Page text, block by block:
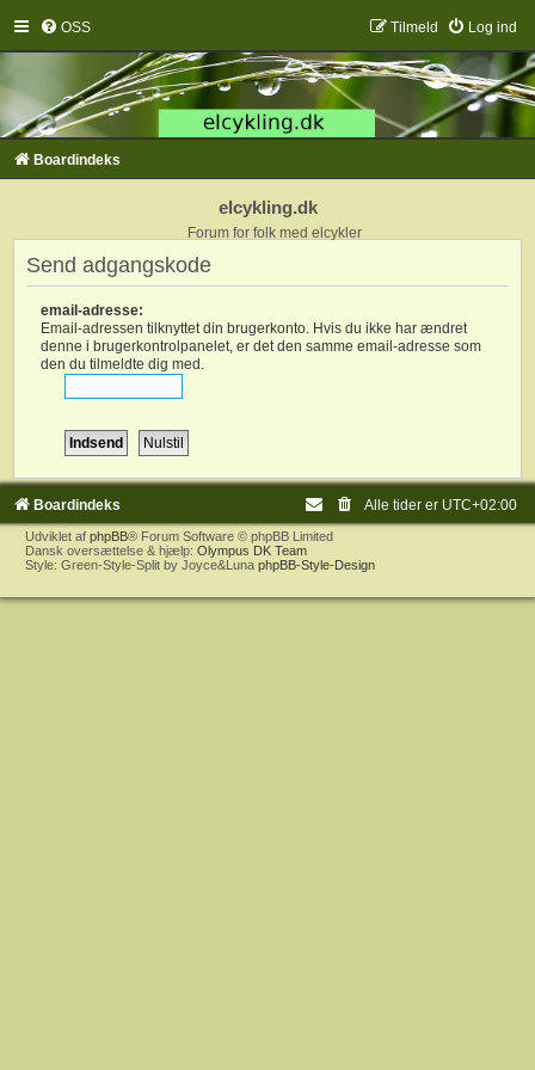
OSS Log ind
Tilmeld
Boardindeks
elcykling.dk
Forum for folk med elcykler
Send adgangskode
email-adresse:
Email-adressen tilknyttet din brugerkonto. Hvis du ikke har ændret
denne i brugerkontrolpanelet, er det den samme email-adresse som
den du tilmeldte dig med.
Boardindeks Alle tider er UTC+02:00
Udviklet af phpBB® Forum Software © phpBB Limited
Dansk oversættelse & hjælp: Olympus DK Team
Style: Green-Style-Split by Joyce&Luna phpBB-Style-Design